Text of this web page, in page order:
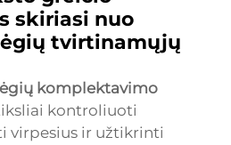
skiriasi nuo
tvirtinamųjų
komplektavimo
kontroliuoti
virpesius ir užtikrinti